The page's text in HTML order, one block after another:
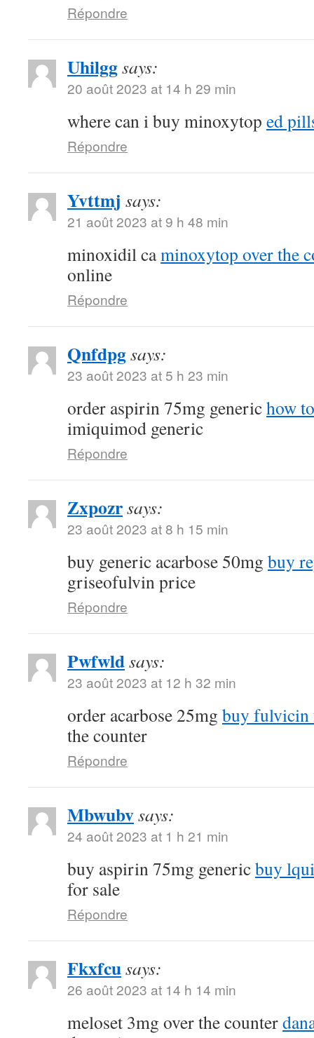
Répondre
Uhilggsays:
20 août 2023 at 14 h 29 min
where can i buy minoxytop ed
Répondre
Yvttmj says:
21 août 2023 at 9 h 48 min
minoxidil caminoxytop over the
online
Répondre
Qnfdpgsays:
23 août 2023 at 5 h 23 min
order aspirin 75mg generichow
imiquimod generic
Répondre
Zxpozrsays:
23 août 2023 at 8 h 15 min
buy generic acarbose 50mg buy
griseofulvin price
Répondre
Pwfwldsays:
23 août 2023 at 12 h 32 min
order acarbose 25mg buy fulvicin
the counter
Répondre
Mbwubvsays:
24 août 2023 at 1 h 21 min
buy aspirin 75mg genericbuy
for sale
Répondre
Fkxfcusays:
26 août 2023 at 14 h 14 min
meloset 3mg over the counter